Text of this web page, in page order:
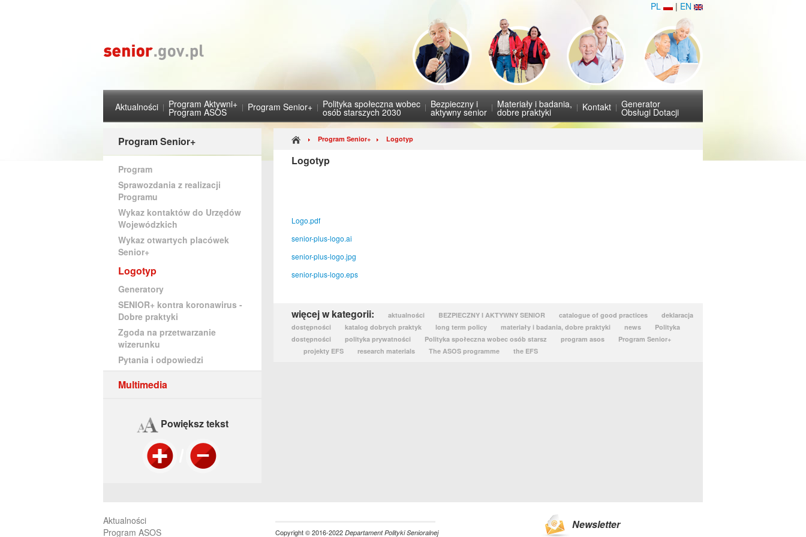
PL | EN
Aktualności Program Aktywni+
Program ASOS Program Senior+ Polityka społeczna wobec
osób starszych 2030
Bezpieczny i
aktywny senior
Materiały i badania,
dobre praktyki Kontakt Generator
Obsługi Dotacji
Program Senior+
Program
Sprawozdania z realizacji
Programu
Wykaz kontaktów do Urzędów
Wojewódzkich
Wykaz otwartych placówek
Senior+
Logotyp
Generatory
SENIOR+ kontra koronawirus -
Dobre praktyki
Zgoda na przetwarzanie
wizerunku
Pytania i odpowiedzi
Multimedia
Powiększ tekst
Program Senior+ Logotyp
Logotyp
Logo.pdf
senior-plus-logo.ai
senior-plus-logo.jpg
senior-plus-logo.eps
więcej w kategorii: aktualności BEZPIECZNY I AKTYWNY SENIOR catalogue of good practices
deklaracja
dostępności
katalog dobrych praktyk long term policy materiały i badania, dobre praktyki news
Polityka
dostępności
polityka prywatności Polityka społeczna wobec osób starsz program asos
Program Senior+
projekty EFS
research materials The ASOS programme the EFS
Aktualności
Program ASOS
Copyright © 2016-2022 Departament Polityki Senioralnej
Newsletter